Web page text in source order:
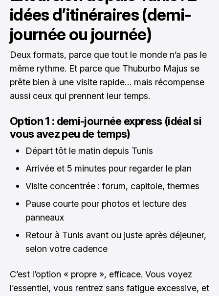
idées d’itinéraires (demi-
journée ou journée)
Deux formats, parce que tout le monde n’a pas le
même rythme. Et parce que Thuburbo Majus se
prête bien à une visite rapide… mais récompense
aussi ceux qui prennent leur temps.
Option 1 : demi-journée express (idéal si
vous avez peu de temps)
Départ tôt le matin depuis Tunis
Arrivée et 5 minutes pour regarder le plan
Visite concentrée : forum, capitole, thermes
Pause courte pour photos et lecture des
panneaux
Retour à Tunis avant ou juste après déjeuner,
selon votre cadence
C’est l’option « propre », efficace. Vous voyez
l’essentiel, vous rentrez sans fatigue excessive, et